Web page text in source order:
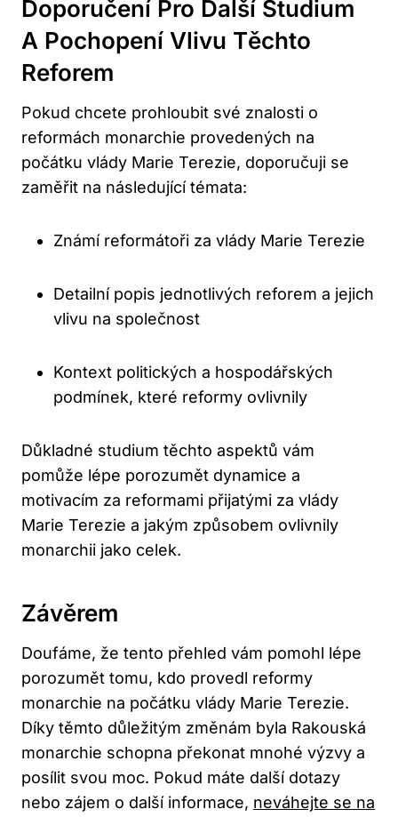
Doporučení Pro Další Studium
A Pochopení Vlivu Těchto
Reforem
Pokud chcete prohloubit své znalosti o
reformách monarchie provedených na
počátku vlády Marie Terezie, doporučuji se
zaměřit na následující témata:
Známí reformátoři za vlády Marie Terezie
Detailní popis jednotlivých reforem a jejich
vlivu na společnost
Kontext politických a hospodářských
podmínek, které reformy ovlivnily
Důkladné studium těchto aspektů vám
pomůže lépe porozumět dynamice a
motivacím za reformami přijatými za vlády
Marie Terezie a jakým způsobem ovlivnily
monarchii jako celek.
Závěrem
Doufáme, že tento přehled vám pomohl lépe
porozumět tomu, kdo provedl reformy
monarchie na počátku vlády Marie Terezie.
Díky těmto důležitým změnám byla Rakouská
monarchie schopna překonat mnohé výzvy a
posílit svou moc. Pokud máte další dotazy
nebo zájem o další informace, neváhejte se na